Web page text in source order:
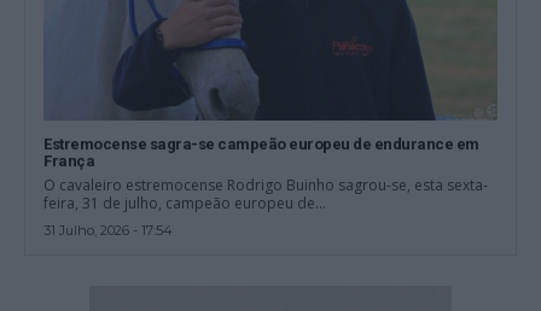
Estremocense sagra-se campeão europeu de endurance em
França
O cavaleiro estremocense Rodrigo Buinho sagrou-se, esta sexta-
feira, 31 de julho, campeão europeu de...
31 Julho, 2026 - 17:54